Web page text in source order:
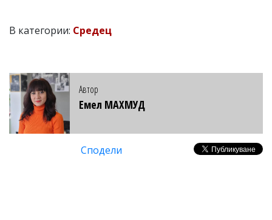
В категории: Средец
Автор
Емел МАХМУД
Сподели